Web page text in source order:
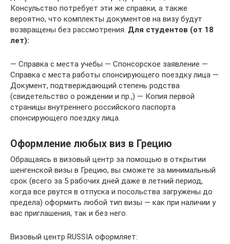
Консульство потребует эти же справки, а также
вероятно, что комплекты документов на визу будут
возвращены без рассмотрения. Для студентов (от 18
лет):
— Справка с места учебы — Спонсорское заявление —
Справка с места работы спонсирующего поездку лица —
Документ, подтверждающий степень родства
(свидетельство о рождении и пр.,) — Копия первой
страницы внутреннего российского паспорта
спонсирующего поездку лица.
Оформление любых виз в Грецию
Обращаясь в визовый центр за помощью в открытии
шенгенской визы в Грецию, вы сможете за минимальный
срок (всего за 5 рабочих дней даже в летний период,
когда все рвутся в отпуска и посольства загружены до
предела) оформить любой тип визы — как при наличии у
вас приглашения, так и без него.
Визовый центр RUSSIA оформляет: